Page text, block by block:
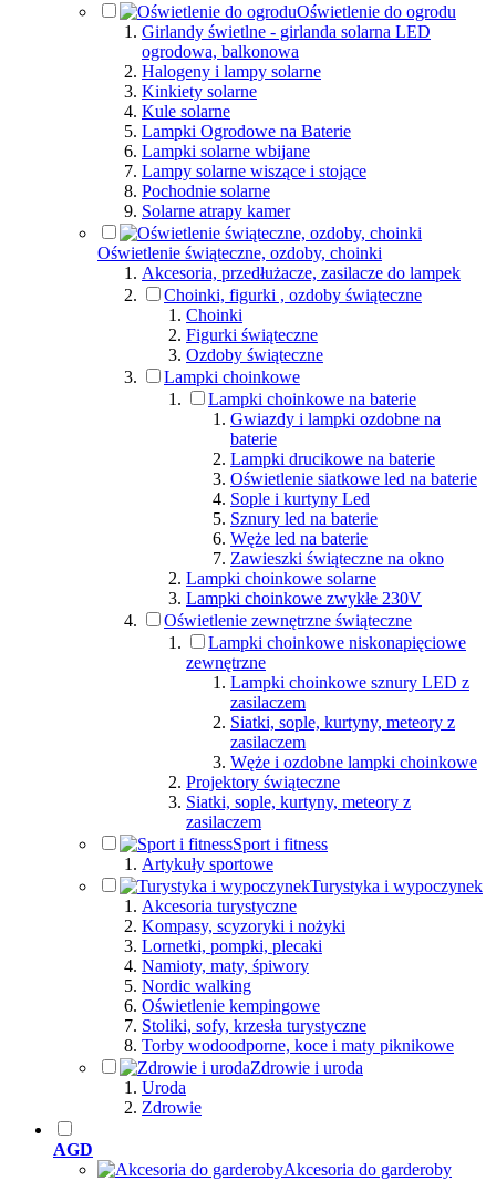
Oświetlenie do ogrodu
Girlandy świetlne - girlanda solarna LED
ogrodowa, balkonowa
Halogeny i lampy solarne
Kinkiety solarne
Kule solarne
Lampki Ogrodowe na Baterie
Lampki solarne wbijane
Lampy solarne wiszące i stojące
Pochodnie solarne
Solarne atrapy kamer
Oświetlenie świąteczne, ozdoby, choinki
Akcesoria, przedłużacze, zasilacze do lampek
Choinki, figurki , ozdoby świąteczne
Choinki
Figurki świąteczne
Ozdoby świąteczne
Lampki choinkowe
Lampki choinkowe na baterie
Gwiazdy i lampki ozdobne na
baterie
Lampki drucikowe na baterie
Oświetlenie siatkowe led na baterie
Sople i kurtyny Led
Sznury led na baterie
Węże led na baterie
Zawieszki świąteczne na okno
Lampki choinkowe solarne
Lampki choinkowe zwykłe 230V
Oświetlenie zewnętrzne świąteczne
Lampki choinkowe niskonapięciowe
zewnętrzne
Lampki choinkowe sznury LED z
zasilaczem
Siatki, sople, kurtyny, meteory z
zasilaczem
Węże i ozdobne lampki choinkowe
Projektory świąteczne
Siatki, sople, kurtyny, meteory z
zasilaczem
Sport i fitness
Artykuły sportowe
Turystyka i wypoczynek
Akcesoria turystyczne
Kompasy, scyzoryki i nożyki
Lornetki, pompki, plecaki
Namioty, maty, śpiwory
Nordic walking
Oświetlenie kempingowe
Stoliki, sofy, krzesła turystyczne
Torby wodoodporne, koce i maty piknikowe
Zdrowie i uroda
Uroda
Zdrowie
AGD
Akcesoria do garderoby